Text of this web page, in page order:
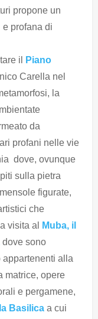
propone un
profana di
il
Piano
Carella nel
la
da
profani nelle vie
dove, ovunque
sulla pietra
figurate,
che
visita al
Muba, il
dove sono
alla
matrice, opere
e pergamene,
Basilica a cui